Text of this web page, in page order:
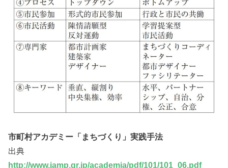
市町村アカデミー「まちづくり」実践手法
出典
http://www.jamp.gr.jp/academia/pdf/101/101_06.pdf